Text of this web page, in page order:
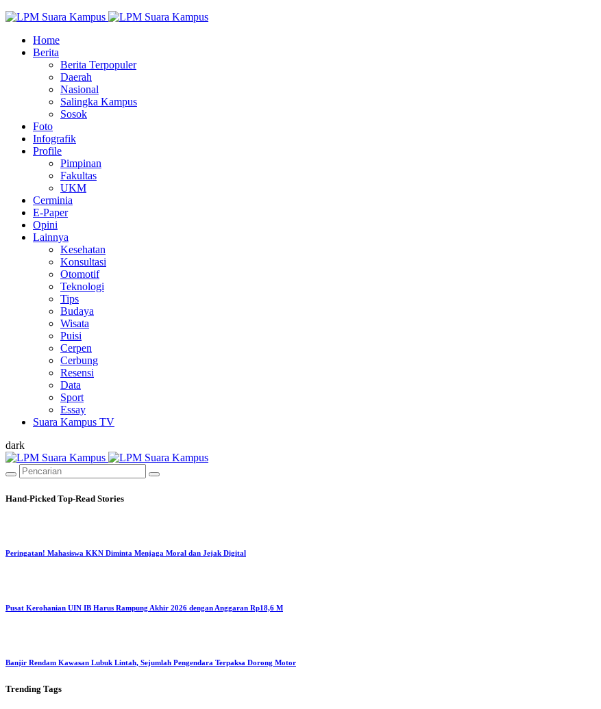
Home
Berita
Berita Terpopuler
Daerah
Nasional
Salingka Kampus
Sosok
Foto
Infografik
Profile
Pimpinan
Fakultas
UKM
Cerminia
E-Paper
Opini
Lainnya
Kesehatan
Konsultasi
Otomotif
Teknologi
Tips
Budaya
Wisata
Puisi
Cerpen
Cerbung
Resensi
Data
Sport
Essay
Suara Kampus TV
dark
Hand-Picked Top-Read Stories
Peringatan! Mahasiswa KKN Diminta Menjaga Moral dan Jejak Digital
Pusat Kerohanian UIN IB Harus Rampung Akhir 2026 dengan Anggaran Rp18,6 M
Banjir Rendam Kawasan Lubuk Lintah, Sejumlah Pengendara Terpaksa Dorong Motor
Trending Tags